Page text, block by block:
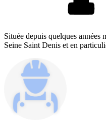
Située depuis quelques années
Seine Saint Denis et en